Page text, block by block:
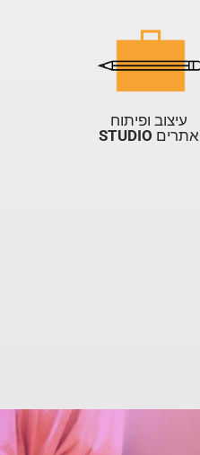
עיצוב ופיתוח
אתרים STUDIO